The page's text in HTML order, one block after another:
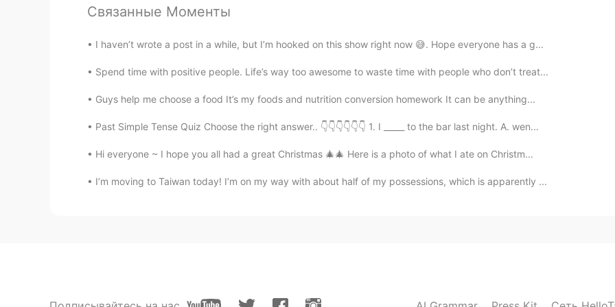
小赖赖
当然我们也吃了很多羊肉。 看上去比较年轻。 去年才毕业。 大小孩 因为我才24岁
CN FR
没结婚的都是小孩😄
Связанные Моменты
I haven’t wrote a post in a while, but I’m hooked on this show right now 😅. Hope everyone has a g...
Spend time with positive people. Life’s way too awesome to waste time with people who don’t treat...
Guys help me choose a food It’s my foods and nutrition conversion homework It can be anything...
Past Simple Tense Quiz Choose the right answer.. 👇👇👇👇👇👇 1. I _____ to the bar last night. A. wen...
Hi everyone ~ I hope you all had a great Christmas 🎄🎄 Here is a photo of what I ate on Christm...
I’m moving to Taiwan today! I’m on my way with about half of my possessions, which is apparently ...